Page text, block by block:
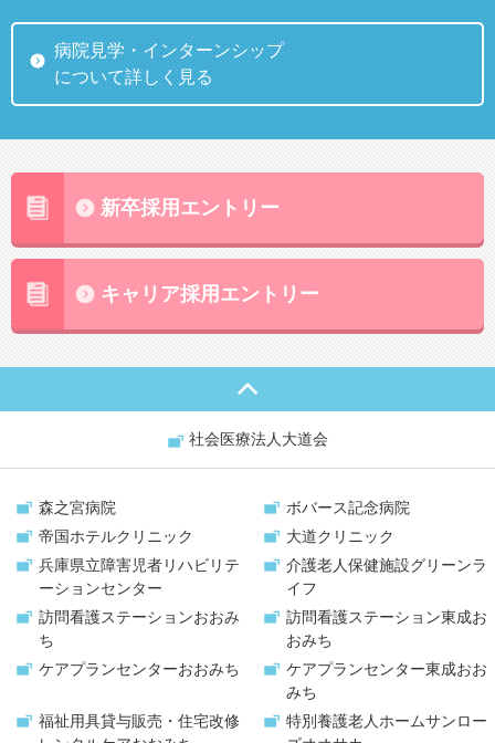
病院見学・インターンシップ
について詳しく見る
新卒採用エントリー
キャリア採用エントリー
社会医療法人大道会
森之宮病院
ボバース記念病院
帝国ホテルクリニック
大道クリニック
兵庫県立障害児者リハビリテ
ーションセンター
介護老人保健施設グリーンラ
イフ
訪問看護ステーションおおみ
ち
訪問看護ステーション東成お
おみち
ケアプランセンターおおみち ケアプランセンター東成おお
みち
福祉用具貸与販売・ 住宅改修
特別養護老人ホームサンロー